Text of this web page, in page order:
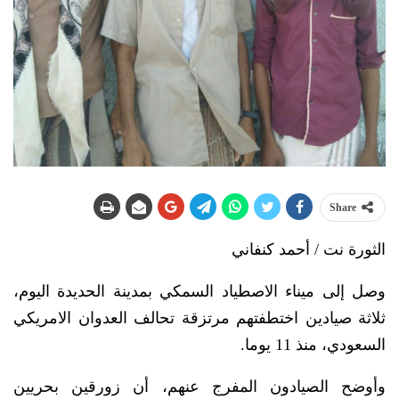
Share
الثورة نت / أحمد كنفاني
وصل إلى ميناء الاصطياد السمكي بمدينة الحديدة اليوم،
ثلاثة صيادين اختطفتهم مرتزقة تحالف العدوان الامريكي
السعودي، منذ 11 يوما.
وأوضح الصيادون المفرج عنهم، أن زورقين بحريين